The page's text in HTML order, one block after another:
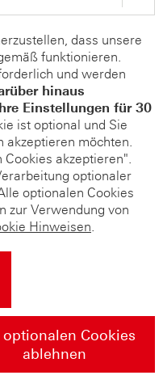
dass unsere
funktionieren.
und werden
hinaus
Einstellungen für 30
ist optional und Sie
akzeptieren möchten.
akzeptieren".
optionaler
optionalen Cookies
zur Verwendung von
Hinweisen.
Cookies
ablehnen